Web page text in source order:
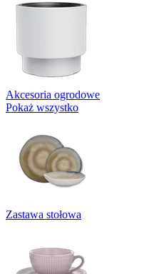
Akcesoria ogrodowe
Pokaż wszystko
Zastawa stołowa